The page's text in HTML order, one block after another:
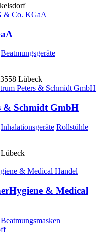
Beatmungsgeräte
Lübeck
& Schmidt GmbH
Inhalationsgeräte Rollstühle
Lübeck
& Medical
Beatmungsmasken